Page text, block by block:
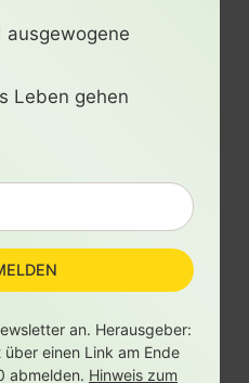
ausgewogene
Leben gehen
an. Herausgeber:
einen Link am Ende
abmelden. Hinweis zum